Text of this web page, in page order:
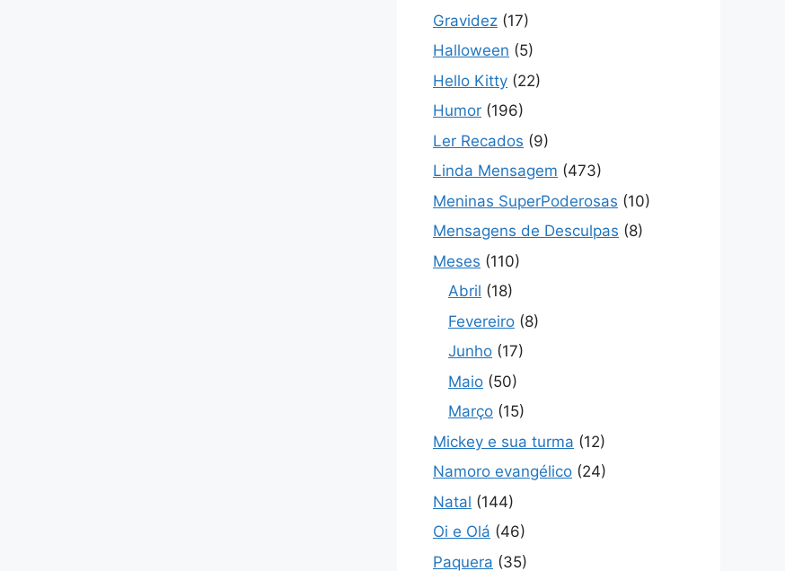
Gravidez (17)
Halloween (5)
Hello Kitty (22)
Humor (196)
Ler Recados (9)
Linda Mensagem (473)
Meninas SuperPoderosas (10)
Mensagens de Desculpas (8)
Meses (110)
Abril (18)
Fevereiro (8)
Junho (17)
Maio (50)
Março (15)
Mickey e sua turma (12)
Namoro evangélico (24)
Natal (144)
Oi e Olá (46)
Paquera (35)